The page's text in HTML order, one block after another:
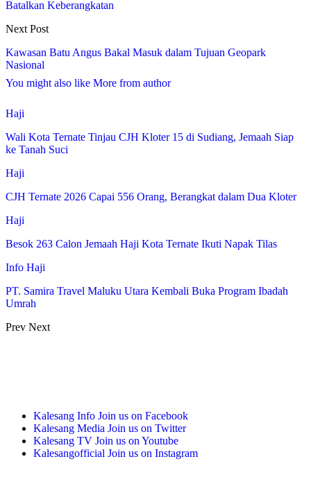
Batalkan Keberangkatan
Next Post
Kawasan Batu Angus Bakal Masuk dalam Tujuan Geopark
Nasional
You might also like More from author
Haji
Wali Kota Ternate Tinjau CJH Kloter 15 di Sudiang, Jemaah Siap
ke Tanah Suci
Haji
CJH Ternate 2026 Capai 556 Orang, Berangkat dalam Dua Kloter
Haji
Besok 263 Calon Jemaah Haji Kota Ternate Ikuti Napak Tilas
Info Haji
PT. Samira Travel Maluku Utara Kembali Buka Program Ibadah
Umrah
Prev Next
Kalesang Info Join us on Facebook
Kalesang Media Join us on Twitter
Kalesang TV Join us on Youtube
Kalesangofficial Join us on Instagram